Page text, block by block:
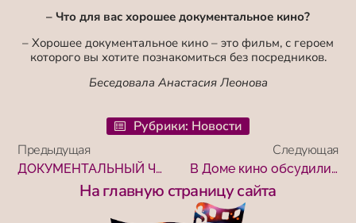
– Что для вас хорошее документальное кино?
– Хорошее документальное кино – это фильм, с героем
которого вы хотите познакомиться без посредников.
Беседовала Анастасия Леонова
Рубрики: Новости
Предыдущая
ДОКУМЕНТАЛЬНЫЙ ЧЕТВЕРГ В ТУРГЕНЕВКЕ
Следующая
В Доме кино обсудили социальные проблемы, поднятые в фильмах – победителях фестиваля «Победили вместе»
На главную страницу сайта